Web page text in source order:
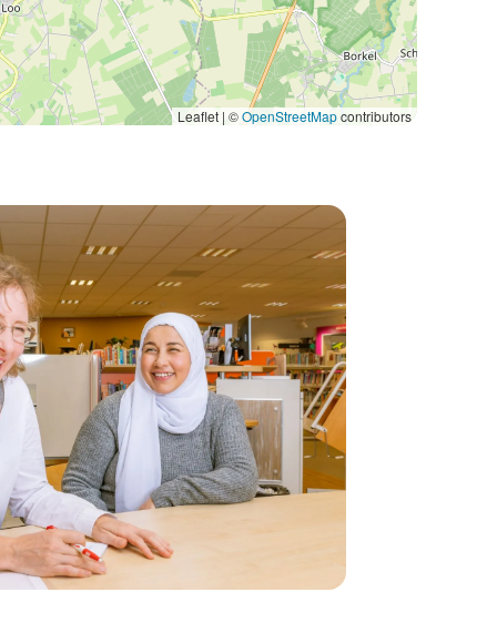
Leaflet | ©OpenStreetMapcontributors